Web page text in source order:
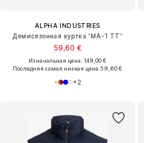
ALPHA INDUSTRIES
Демисезонная куртка 'MA-1 TT'
59,60 €
Изначальная цена: 149,00 €
Последняя самая низкая цена:59,60 €
+2